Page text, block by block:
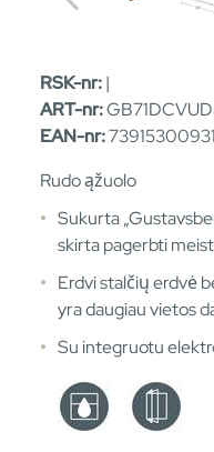
RSK-nr:|
ART-nr:
EAN-nr:
Rudo ąžuolo
Sukurta
skirta pagerbti
Erdvi stalčių erdvė
yra daugiau vietos
Su integruotu